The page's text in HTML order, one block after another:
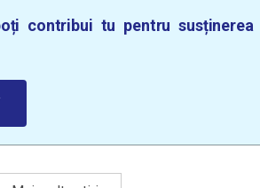
contribui tu pentru susținerea